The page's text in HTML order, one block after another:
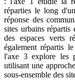
réparties le long
réponse des
sites urbains répartis
des espaces verts
également répartis
l'axe 3 explore les
utilisant une
sous-ensemble des